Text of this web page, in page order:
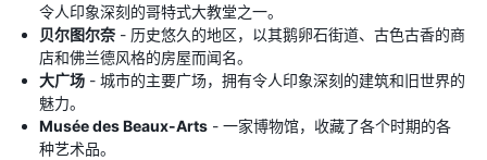
令人印象深刻的哥特式大教堂之一。
贝尔图尔奈 - 历史悠久的地区，以其鹅卵石街道、古色古香的商
店和佛兰德风格的房屋而闻名。
大广场 - 城市的主要广场，拥有令人印象深刻的建筑和旧世界的
魅力。
Musée des Beaux-Arts - 一家博物馆，收藏了各个时期的各
种艺术品。